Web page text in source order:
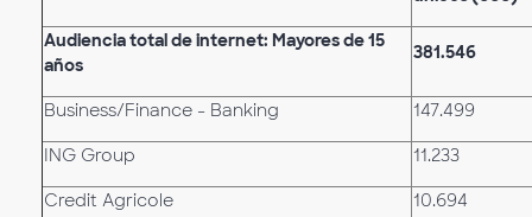
Audiencia total de internet: Mayores de 15
años
381.546
Business/Finance - Banking 147.499
ING Group 11.233
Credit Agricole 10.694